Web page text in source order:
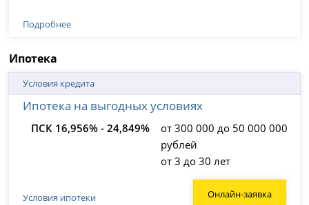
Подробнее
Ипотека
Условия кредита
Ипотека на выгодных условиях
ПСК 16,956% - 24,849%
от 300 000 до 50 000 000
рублей
от 3 до 30 лет
Условия ипотеки Онлайн-заявка